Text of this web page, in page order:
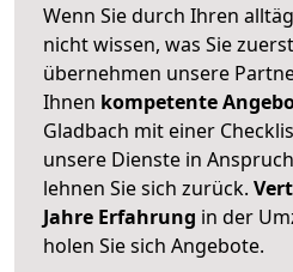
Wenn Sie durch Ihren
nicht wissen, was Sie
übernehmen unsere
Ihnen kompetente
Gladbach mit einer
unsere Dienste in
lehnen Sie sich zurück.
Jahre Erfahrung in der
holen Sie sich Angebote.